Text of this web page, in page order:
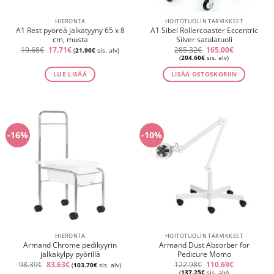
HIERONTA
A1 Rest pyöreä jalkatyyny 65 x 8
cm, musta
19.68€ Alkuperäinen
19.68€.
17.71€Nykyinen
hinta
17.71€.
(21.96€sis. alv)
LUE LISÄÄ
HOITOTUOLIN TARVIKKEET
A1 Sibel Rollercoaster Eccentric
Silver satulatuoli
285.32€ Alkuperäinen
hinta
285.32€.
165.00€Nykyinen
165.00€.
(204.60€ sis. alv)
LISÄÄ OSTOSKORIIN
-16%
HIERONTA
Armand Chrome pedikyyrin
jalkakylpy pyörillä
98.39€ Alkuperäinen
83.63€Nykyinen
hinta
(103.70€sis. alv)
-10%
HOITOTUOLIN TARVIKKEET
Armand Dust Absorber for
Pedicure Momo
122.98€ Alkuperäinen
hinta
110.69€Nykyinen
(137.25€ sis. alv)